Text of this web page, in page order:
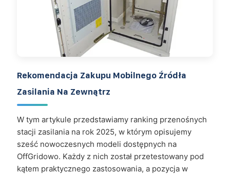
Rekomendacja Zakupu Mobilnego Źródła
Zasilania Na Zewnątrz
W tym artykule przedstawiamy ranking przenośnych
stacji zasilania na rok 2025, w którym opisujemy
sześć nowoczesnych modeli dostępnych na
OffGridowo. Każdy z nich został przetestowany pod
kątem praktycznego zastosowania, a pozycja w